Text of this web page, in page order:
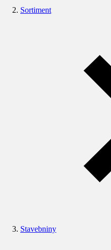
Sortiment
Stavebniny